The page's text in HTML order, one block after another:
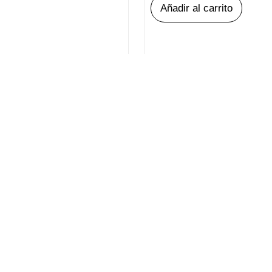
Añadir al carrito